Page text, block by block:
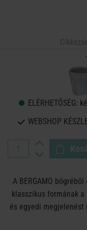
ELÉRHETŐSÉG:
WEBSHOP
A BERGAMO
klasszikus formának
és egyedi megjelenést